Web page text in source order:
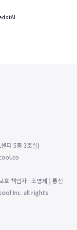
터 5층 3호실)
책임자 : 조영제 | 통신
Inc. all rights